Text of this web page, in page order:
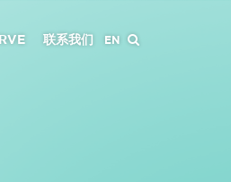
联系我们 EN